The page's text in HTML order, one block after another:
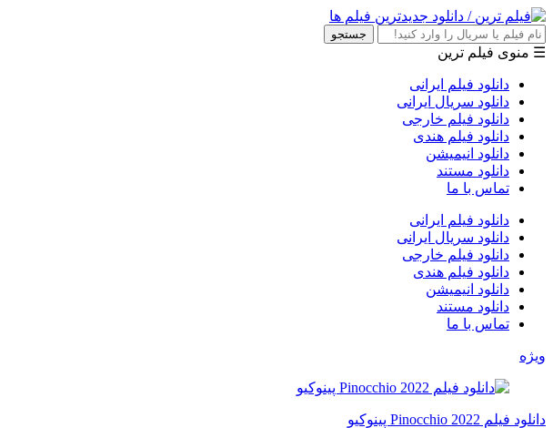
جستجو
☰ منوی فیلم ترین
دانلود فیلم ایرانی
دانلود سریال ایرانی
دانلود فیلم خارجی
دانلود فیلم هندی
دانلود انیمیشن
دانلود مستند
تماس با ما
دانلود فیلم ایرانی
دانلود سریال ایرانی
دانلود فیلم خارجی
دانلود فیلم هندی
دانلود انیمیشن
دانلود مستند
تماس با ما
ویژه
دانلود فیلم Pinocchio 2022 پینوکیو